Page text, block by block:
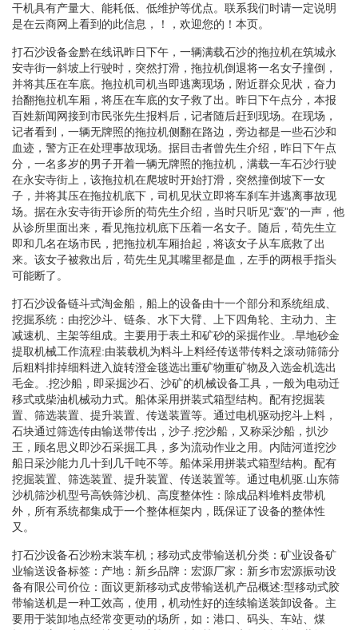
干机具有产量大、能耗低、低维护等优点。联系我们时请一定说明
是在云商网上看到的此信息，！，欢迎您的！本页。
打石沙设备金黔在线讯昨日下午，一辆满载石沙的拖拉机在筑城永
安寺街一斜坡上行驶时，突然打滑，拖拉机倒退将一名女子撞倒，
并将其压在车底。拖拉机司机当即逃离现场，附近群众见状，奋力
抬翻拖拉机车厢，将压在车底的女子救了出。昨日下午点分，本报
百姓新闻网接到市民张先生报料后，记者随后赶到现场。在现场，
记者看到，一辆无牌照的拖拉机侧翻在路边，旁边都是一些石沙和
血迹，警方正在处理事故现场。据目击者曾先生介绍，昨日下午点
分，一名多岁的男子开着一辆无牌照的拖拉机，满载一车石沙行驶
在永安寺街上，该拖拉机在爬坡时开始打滑，突然撞倒坡下一女
子，并将其压在拖拉机底下，司机见状立即将车刹车并逃离事故现
场。据在永安寺街开诊所的苟先生介绍，当时只听见“轰”的一声，他
从诊所里面出来，看见拖拉机底下压着一名女子。随后，苟先生立
即和几名在场市民，把拖拉机车厢抬起，将该女子从车底救了出
来。该女子被救出后，苟先生见其嘴里都是血，左手的两根手指头
可能断了。
打石沙设备链斗式淘金船，船上的设备由十一个部分和系统组成、
挖掘系统：由挖沙斗、链条、水下大臂、上下四角轮、主动力、主
减速机、主架等组成。主要用于表土和矿砂的采掘作业。.旱地砂金
提取机械工作流程:由装载机为料斗上料经传送带传料之滚动筛筛分
后粗料排掉细料进入旋转澄金毯选出重矿物重矿物及入选金机选出
毛金。.挖沙船，即采掘沙石、沙矿的机械设备工具，一般为电动迁
移式或柴油机械动力式。船体采用拼装式箱型结构。配有挖掘装
置、筛选装置、提升装置、传送装置等。通过电机驱动挖斗上料，
石块通过筛选传由输送带传出，沙子.挖沙船，又称采沙船，扒沙
王，顾名思义即沙石采掘工具，多为流动作业之用。内陆河道挖沙
船日采沙能力几十到几千吨不等。船体采用拼装式箱型结构。配有
挖掘装置、筛选装置、提升装置、传送装置等。通过电机驱.山东筛
沙机筛沙机型号高铁筛沙机、高度整体性：除成品料堆料皮带机
外，所有系统都集成于一个整体框架内，既保证了设备的整体性
又。
打石沙设备石沙粉末装车机；移动式皮带输送机分类：矿业设备矿
业输送设备标签：产地：新乡品牌：宏源厂家：新乡市宏源振动设
备有限公司价位：面议更新移动式皮带输送机产品概述:型移动式胶
带输送机是一种工效高，使用，机动性好的连续输送装卸设备。主
要用于装卸地点经常变更动的场所，如：港口、码头、车站、煤